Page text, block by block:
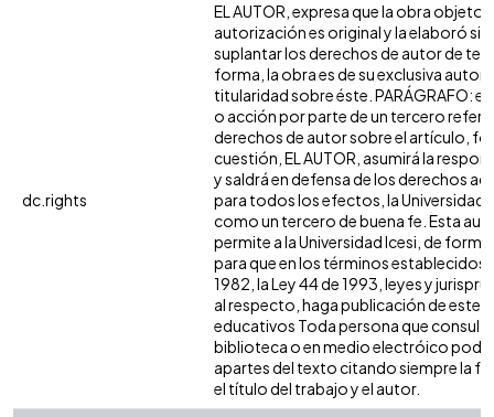
dc.rights
EL AUTOR, expresa que la obra objeto
autorización es original y la elaboró
suplantar los derechos de autor de
forma, la obra es de su exclusiva
titularidad sobre éste. PARÁGRAFO:
o acción por parte de un tercero
derechos de autor sobre el artículo,
cuestión, EL AUTOR, asumirá la
y saldrá en defensa de los derechos
para todos los efectos, la Universidad
como un tercero de buena fe. Esta
permite a la Universidad Icesi, de
para que en los términos establecidos
1982, la Ley 44 de 1993, leyes y
al respecto, haga publicación de este
educativos Toda persona que consulte
biblioteca o en medio electróico
apartes del texto citando siempre la
el título del trabajo y el autor.